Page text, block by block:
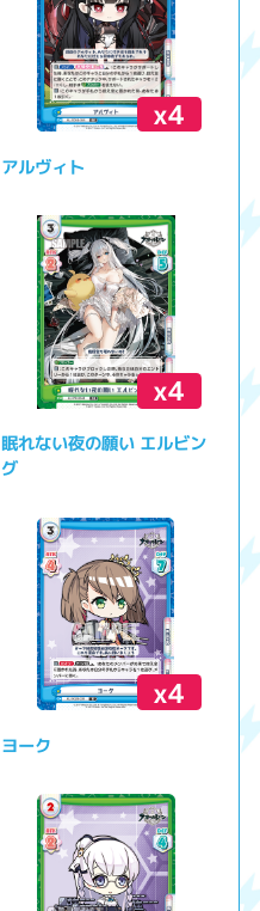
x4
アルヴィト
x4
眠れない夜の願い エルビン
グ
x4
ヨーク